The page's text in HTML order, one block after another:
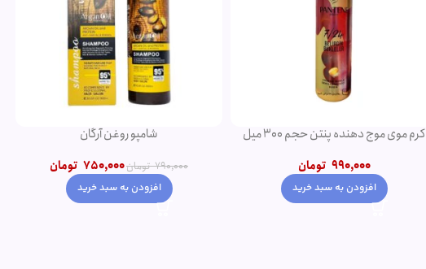
کرم موی موج دهنده پنتن حجم 300 میل
990,000 تومان
افزودن به سبد خرید
شامپو روغن آرگان
790,000 تومان750,000 تومان
افزودن به سبد خرید